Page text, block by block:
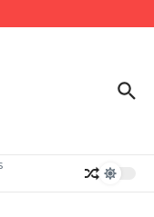
en especial de DNEWS